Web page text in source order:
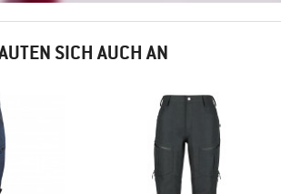
SICH AUCH AN